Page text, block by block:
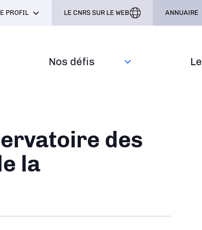
Nos défis‎
PROFIL LE CNRS SUR LE WEB ANNUAIRE
des
la